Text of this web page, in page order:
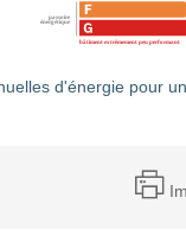
d'énergie pour